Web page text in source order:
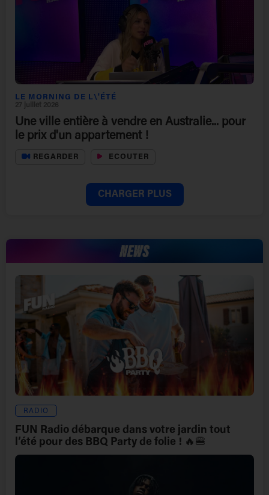
LE MORNING DE L\'ÉTÉ
27 juillet 2026
Une ville entière à vendre en Australie... pour
le prix d'un appartement !
REGARDER ECOUTER
CHARGER PLUS
RADIO
FUN Radio débarque dans votre jardin tout
l’été pour des BBQ Party de folie ! 🔥🍔